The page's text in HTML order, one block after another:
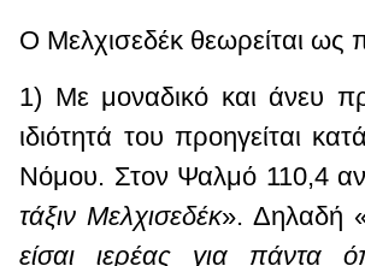
Ο Μελχισεδέκ θεωρείται ως
1) Με μοναδικό και άνευ
ιδιότητά του προηγείται
Νόμου. Στον Ψαλμό 110,4
τάξιν Μελχισεδέκ». Δηλαδή
είσαι ιερέας για πάντα